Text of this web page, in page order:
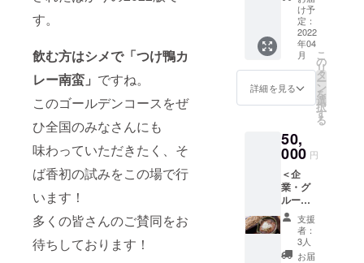
す。
飲む方はシメで「つけ鴨カ
レー南蛮」 ですね。
このゴールデンコースをぜ
ひ全国のみなさんにも
味わっていただきたく、そ
ば香初の試みをこの場で行
います！
多くの皆さんのご賛同をお
待ちしております！
引き出
してい
るの
で、そ
ばを引
せる
コン
クール
で数々
の受
賞！ ・
代には
将軍に
いた歴
史を持
つ山梨
県富士
川町の
水 ・詳
細なス
トー
リーは
こち
ん。 有
効期
限：22
年4月9
日〜22
年9月30
日
き！）
・鴨
ロース
ト（カ
レーに
そばと
一緒に
レー南
蛮！）
・鴨ハ
ム（塩
味が本
菱に
ぴった
り！）
・甲州
富士
券（お
食事
券）】
・そ
ば、ど
んぶり
物を自
由に注
文でき
（30食
分） ・
そば+ど
んぶり
セット
はその
場で追
加料金
となり
ます
け予
定：
2022
年04
月
詳細を見る
こ
の
リ
タ
ー
ン
を
選
択
す
る
50,
000 円
＜企
業・グ
ループ
向け＞
【そば
香を社
食使用
支援
者：
3人
お届